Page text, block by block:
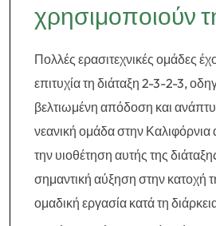
χρησιμοποιούν
Πολλές ερασιτεχνικές ομάδες
επιτυχία τη διάταξη 2-3-2-3,
βελτιωμένη απόδοση και
νεανική ομάδα στην Καλιφόρνια
την υιοθέτηση αυτής της
σημαντική αύξηση στην κατοχή
ομαδική εργασία κατά τη